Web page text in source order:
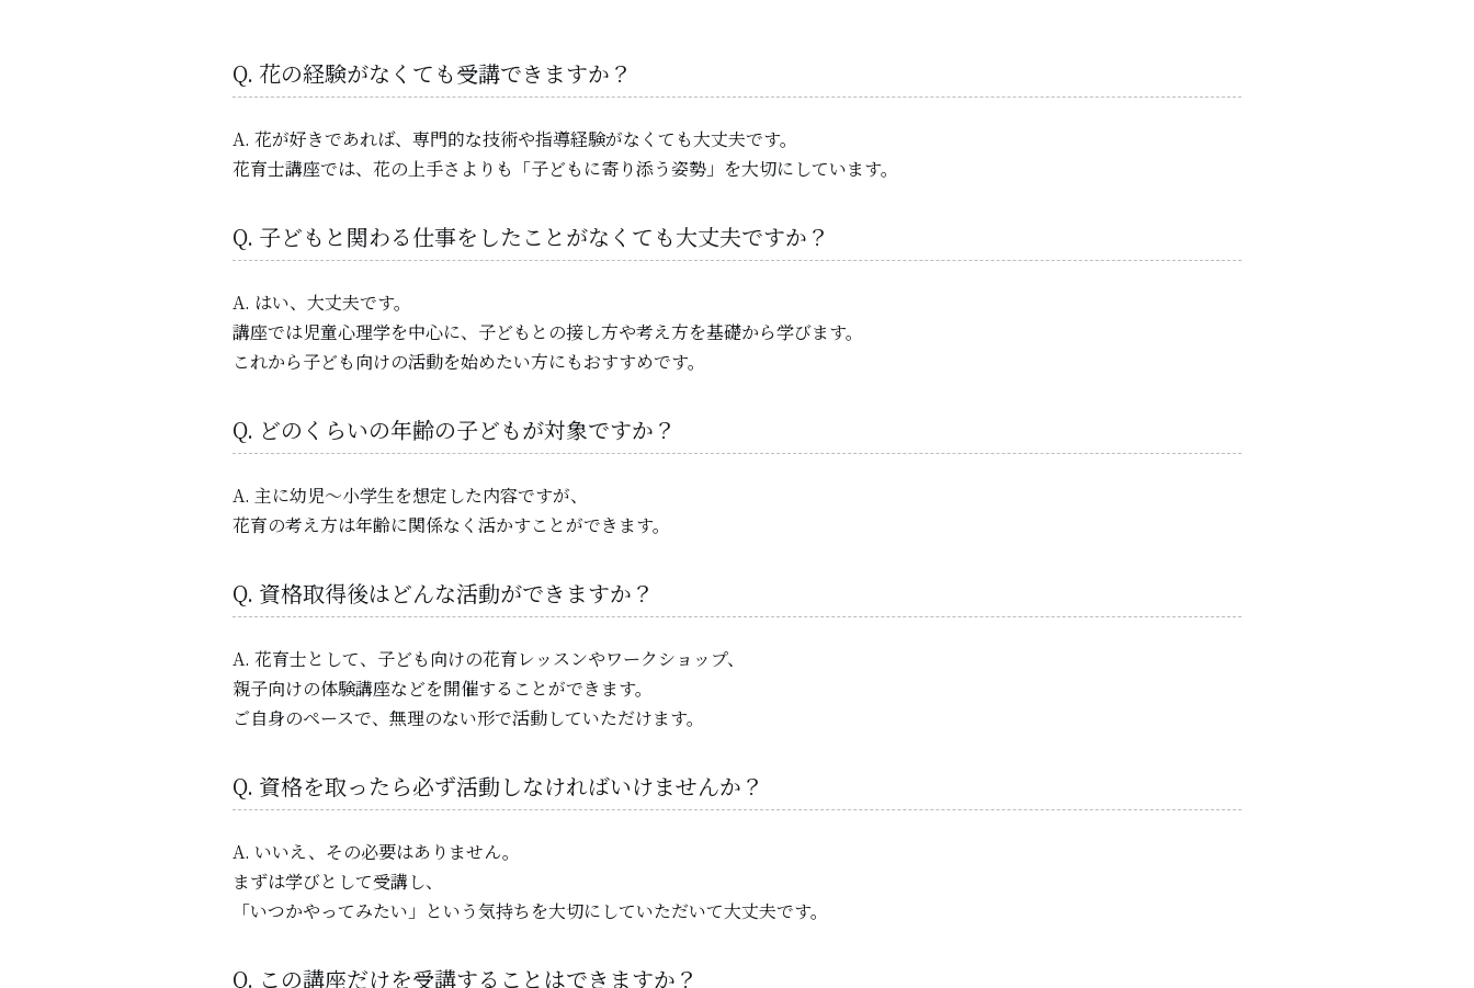
Q. 花の経験がなくても受講できますか？
A. 花が好きであれば、専門的な技術や指導経験がなくても大丈夫です。
花育士講座では、花の上手さよりも「子どもに寄り添う姿勢」を大切にしています。
Q. 子どもと関わる仕事をしたことがなくても大丈夫ですか？
A. はい、大丈夫です。
講座では児童心理学を中心に、子どもとの接し方や考え方を基礎から学びます。
これから子ども向けの活動を始めたい方にもおすすめです。
Q. どのくらいの年齢の子どもが対象ですか？
A. 主に幼児〜小学生を想定した内容ですが、
花育の考え方は年齢に関係なく活かすことができます。
Q. 資格取得後はどんな活動ができますか？
A. 花育士として、子ども向けの花育レッスンやワークショップ、
親子向けの体験講座などを開催することができます。
ご自身のペースで、無理のない形で活動していただけます。
Q. 資格を取ったら必ず活動しなければいけませんか？
A. いいえ、その必要はありません。
まずは学びとして受講し、
「いつかやってみたい」という気持ちを大切にしていただいて大丈夫です。
Q. この講座だけを受講することはできますか？